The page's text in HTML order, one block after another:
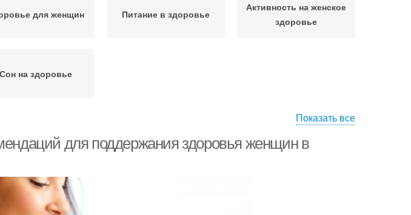
для женщин Питание в здоровье
Активность на женское
здоровье
Сон на здоровье
Показать все
для поддержания здоровья женщин в